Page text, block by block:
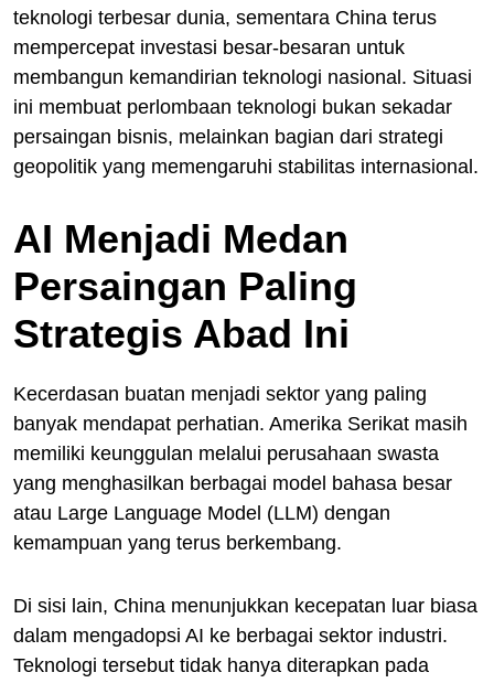
teknologi terbesar dunia, sementara China terus
mempercepat investasi besar-besaran untuk
membangun kemandirian teknologi nasional. Situasi
ini membuat perlombaan teknologi bukan sekadar
persaingan bisnis, melainkan bagian dari strategi
geopolitik yang memengaruhi stabilitas internasional.
AI Menjadi Medan
Persaingan Paling
Strategis Abad Ini
Kecerdasan buatan menjadi sektor yang paling
banyak mendapat perhatian. Amerika Serikat masih
memiliki keunggulan melalui perusahaan swasta
yang menghasilkan berbagai model bahasa besar
atau Large Language Model (LLM) dengan
kemampuan yang terus berkembang.
Di sisi lain, China menunjukkan kecepatan luar biasa
dalam mengadopsi AI ke berbagai sektor industri.
Teknologi tersebut tidak hanya diterapkan pada